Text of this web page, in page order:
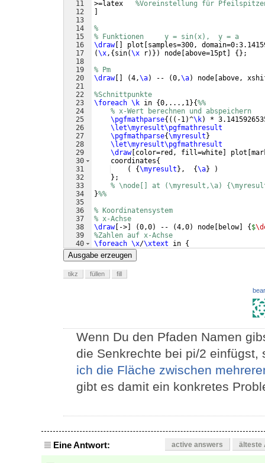
11
12
13
14
15
16
17
18
19
20
21
22
23
24
25
26
27
28
29
30
31
32
33
34
35
36
37
38
39
40
41
>=latex %Voreinstellung für
%
% Funktionen     y = sin(x),  y = a
\draw[ plot
samples=300,
(\x, { sin(\x r)}) node above=15pt { } ;
% Pm
\draw[ (4,\a) -- (0,\a) node above,
%Schnittpunkte
\foreach \k in {0,...,1}{%%
% x-Wert berechnen und abspeichern
\pgfmathparse{(( -1)^\k)
*
\let\myresult\pgfmathresult
\pgfmathparse{\myresult }
\let\myresult\pgfmathresult
\draw[ color=red, fill=white plot
    coordinates
{
(
{\myresult } , {\a}
)
} ;
% \node[] at (\myresult,\a)
}%%
% Koordinatensystem
% x-Achse
\draw[ -> (0,0) -- (4,0) node below] { $
%Zahlen auf x-Achse
\foreach \x/\xtext in {
    0, .5*pi/
Ausgabe erzeugen
tikz füllen fill
Wenn Du den Pfaden Namen
die Senkrechte bei pi/2 einfügst,
ich die Fläche zwischen
gibt es damit ein konkretes
Eine Antwort: active answers älteste